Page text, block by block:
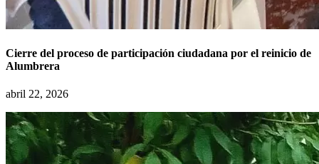
Cierre del proceso de participación ciudadana por el reinicio de
Alumbrera
abril 22, 2026